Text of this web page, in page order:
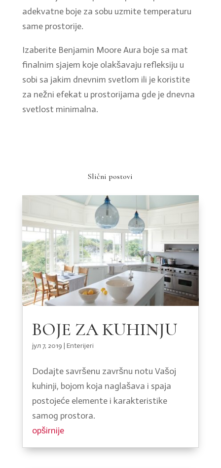
adekvatne boje za sobu uzmite temperaturu
same prostorije.
Izaberite Benjamin Moore Aura boje sa mat
finalnim sjajem koje olakšavaju refleksiju u
sobi sa jakim dnevnim svetlom ili je koristite
za nežni efekat u prostorijama gde je dnevna
svetlost minimalna.
Slični postovi
BOJE ZA KUHINJU
јул 7, 2019 | Enterijeri
Dodajte savršenu završnu notu Vašoj
kuhinji, bojom koja naglašava i spaja
postojeće elemente i karakteristike
samog prostora.
opširnije